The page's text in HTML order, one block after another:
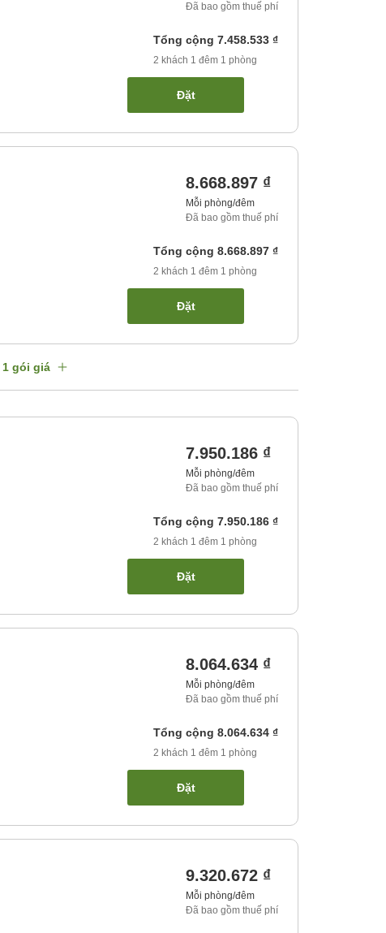
Đã bao gồm thuế phí
Tổng cộng 7.458.533 ₫
2 khách 1 đêm 1 phòng
Đặt
8.668.897 ₫
Mỗi phòng/đêm
Đã bao gồm thuế phí
Tổng cộng 8.668.897 ₫
2 khách 1 đêm 1 phòng
Đặt
1 gói giá
7.950.186 ₫
Mỗi phòng/đêm
Đã bao gồm thuế phí
Tổng cộng 7.950.186 ₫
2 khách 1 đêm 1 phòng
Đặt
8.064.634 ₫
Mỗi phòng/đêm
Đã bao gồm thuế phí
Tổng cộng 8.064.634 ₫
2 khách 1 đêm 1 phòng
Đặt
9.320.672 ₫
Mỗi phòng/đêm
Đã bao gồm thuế phí